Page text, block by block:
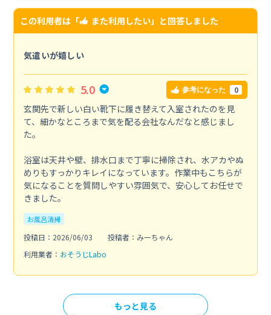
この利用者は「 また利用したい」と回答しました
気遣いが嬉しい
5.0 参考になった 0
玄関先で新しい白い靴下に履き替えて入室されたのを見
て、細かなところまで気を配る会社なんだなと感じまし
た。
浴室は天井や壁、排水口まで丁寧に掃除され、水アカやぬ
めりもすっかりキレイになっています。作業中もこちらが
気になることを質問しやすい雰囲気で、安心してお任せで
きました。
お風呂清掃
投稿日：2026/06/03
投稿者：みーちゃん
利用業者： おそうじLabo
もっと見る